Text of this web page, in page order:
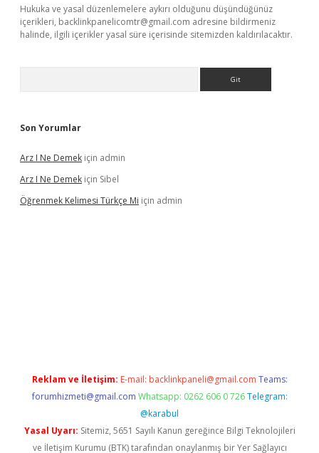
Hukuka ve yasal düzenlemelere aykırı olduğunu düşündüğünüz
içerikleri, backlinkpanelicomtr@gmail.com adresine bildirmeniz
halinde, ilgili içerikler yasal süre içerisinde sitemizden kaldırılacaktır.
Son Yorumlar
Arz I Ne Demek için admin
Arz I Ne Demek için Sibel
Öğrenmek Kelimesi Türkçe Mi için admin
Reklam ve İletişim: E-mail: backlinkpaneli@gmail.com Teams:
forumhizmeti@gmail.com Whatsapp: 0262 606 0 726 Telegram:
@karabul
Yasal Uyarı: Sitemiz, 5651 Sayılı Kanun gereğince Bilgi Teknolojileri
ve İletişim Kurumu (BTK) tarafından onaylanmış bir Yer Sağlayıcı